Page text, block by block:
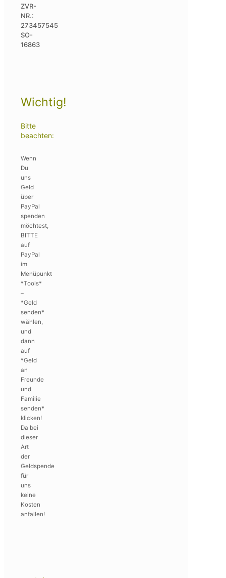
ZVR-
NR.:
273457545
SO-
16863
Wichtig!
Bitte
beachten:
Wenn
Du
uns
Geld
über
PayPal
spenden
möchtest,
BITTE
auf
PayPal
im
Menüpunkt
*Tools*
–
*Geld
senden*
wählen,
und
dann
auf
*Geld
an
Freunde
und
Familie
senden*
klicken!
Da bei
dieser
Art
der
Geldspende
für
uns
keine
Kosten
anfallen!